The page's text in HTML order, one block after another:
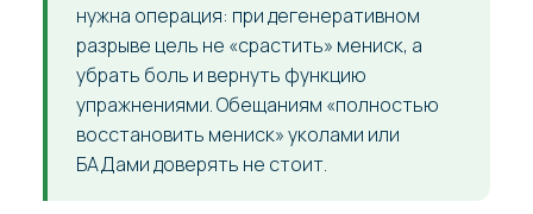
нужна операция: при дегенеративном
разрыве цель не «срастить» мениск, а
убрать боль и вернуть функцию
упражнениями. Обещаниям «полностью
восстановить мениск» уколами или
БАДами доверять не стоит.